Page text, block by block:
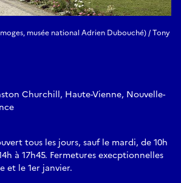
musée national Adrien Dubouché) / Tony
Churchill, Haute-Vienne, Nouvelle-
tous les jours, sauf le mardi, de 10h
à 17h45. Fermetures execptionnelles
et le 1er janvier.